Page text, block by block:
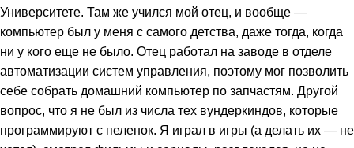
Университете. Там же учился мой отец, и вообще —
компьютер был у меня с самого детства, даже тогда, когда
ни у кого еще не было. Отец работал на заводе в отделе
автоматизации систем управления, поэтому мог позволить
себе собрать домашний компьютер по запчастям. Другой
вопрос, что я не был из числа тех вундеркиндов, которые
программируют с пеленок. Я играл в игры (а делать их — не